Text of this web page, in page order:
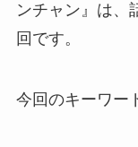
ンチャン』は、
回です。
今回のキーワー